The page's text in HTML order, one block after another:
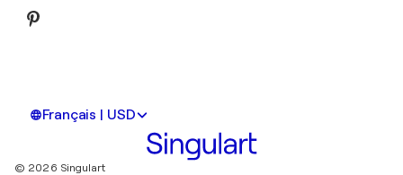
Français | USD
© 2026 Singulart